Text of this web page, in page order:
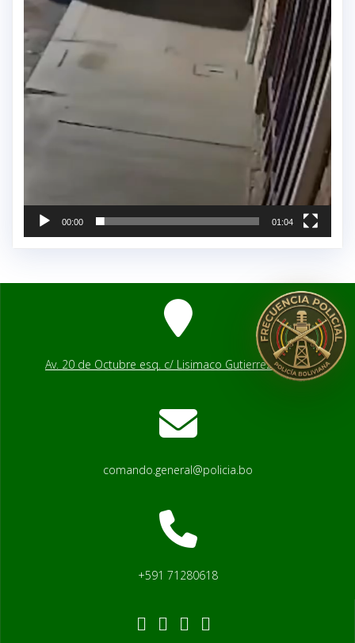
00:00 01:04
Av. 20 de Octubre esq. c/ Lisimaco Gutierrez # 2541
comando.general@policia.bo
+591 71280618